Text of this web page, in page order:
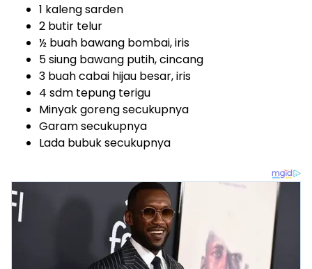
1 kaleng sarden
2 butir telur
½ buah bawang bombai, iris
5 siung bawang putih, cincang
3 buah cabai hijau besar, iris
4 sdm tepung terigu
Minyak goreng secukupnya
Garam secukupnya
Lada bubuk secukupnya